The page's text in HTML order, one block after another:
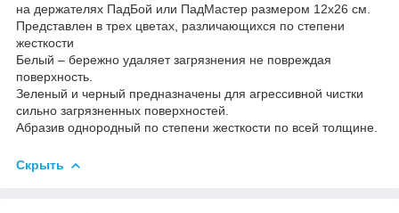
на держателях ПадБой или ПадМастер размером 12x26 см.
Представлен в трех цветах, различающихся по степени
жесткости
Белый – бережно удаляет загрязнения не повреждая
поверхность.
Зеленый и черный предназначены для агрессивной чистки
сильно загрязненных поверхностей.
Абразив однородный по степени жесткости по всей толщине.
Скрыть